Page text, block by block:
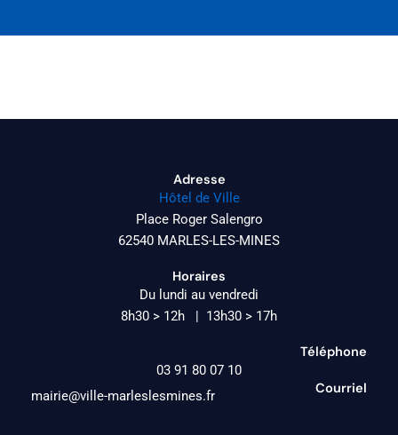
Adresse
Hôtel de Ville
Place Roger Salengro
62540 MARLES-LES-MINES
Horaires
Du lundi au vendredi
8h30 > 12h | 13h30 > 17h
Téléphone
03 91 80 07 10
Courriel
mairie@ville-marleslesmines.fr